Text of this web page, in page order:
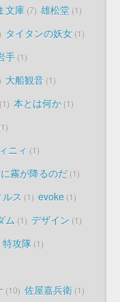
文庫 7 雄松堂 1
タイタンの妖女 1
手 1
大船観音 1
1 本とは何か 1
1
ニィ 1
霧が降るのだ 1
ス 1 evoke 1
ム 1 デザイン 1
特攻隊 1
10 佐屋嘉兵衛 1